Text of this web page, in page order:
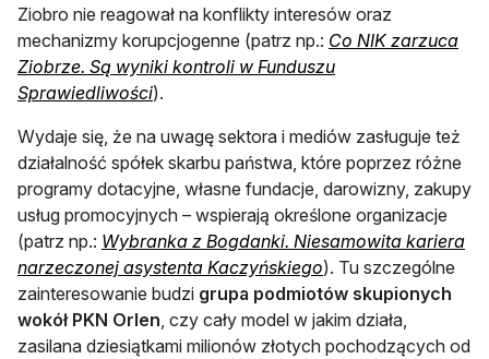
Ziobro nie reagował na konflikty interesów oraz
mechanizmy korupcjogenne (patrz np.: Co NIK zarzuca
Ziobrze. Są wyniki kontroli w Funduszu
Sprawiedliwościotwiera się w nowej karcie
).
Wydaje się, że na uwagę sektora i mediów zasługuje też
działalność spółek skarbu państwa, które poprzez różne
programy dotacyjne, własne fundacje, darowizny, zakupy
usług promocyjnych – wspierają określone organizacje
(patrz np.: Wybranka z Bogdanki. Niesamowita kariera
narzeczonej asystenta Kaczyńskiegootwiera się w nowej
). Tu szczególne
zainteresowanie budzi grupa podmiotów skupionych
wokół PKN Orlen , czy cały model w jakim działa,
zasilana dziesiątkami milionów złotych pochodzących od